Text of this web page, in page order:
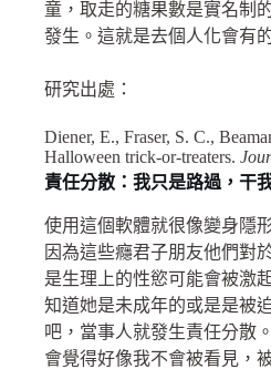
童，取走的糖果數是實名制
發生。這就是去個人化會有
研究出處：
Diener, E., Fraser, S. C.,
Halloween trick-or-treaters.
責任分散：我只是路過，干
使用這個軟體就很像變身隱
因為這些癮君子朋友他們對
是生理上的性慾可能會被激
知道她是未成年的或是是被
吧，當事人就發生責任分散
會覺得好像我不會被看見，